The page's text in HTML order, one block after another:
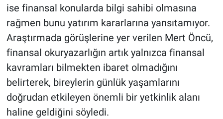
ise finansal konularda bilgi sahibi olmasına
rağmen bunu yatırım kararlarına yansıtamıyor.
Araştırmada görüşlerine yer verilen Mert Öncü,
finansal okuryazarlığın artık yalnızca finansal
kavramları bilmekten ibaret olmadığını
belirterek, bireylerin günlük yaşamlarını
doğrudan etkileyen önemli bir yetkinlik alanı
haline geldiğini söyledi.